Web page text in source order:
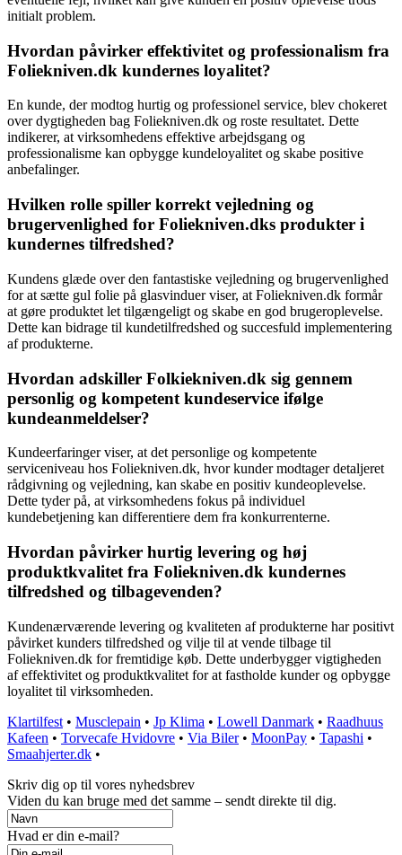
initialt problem.
Hvordan påvirker effektivitet og professionalism fra
Foliekniven.dk kundernes loyalitet?
En kunde, der modtog hurtig og professionel service, blev chokeret
over dygtigheden bag Foliekniven.dk og roste resultatet. Dette
indikerer, at virksomhedens effektive arbejdsgang og
professionalisme kan opbygge kundeloyalitet og skabe positive
anbefalinger.
Hvilken rolle spiller korrekt vejledning og
brugervenlighed for Foliekniven.dks produkter i
kundernes tilfredshed?
Kundens glæde over den fantastiske vejledning og brugervenlighed
for at sætte gul folie på glasvinduer viser, at Foliekniven.dk formår
at gøre produktet let tilgængeligt og skabe en god brugeroplevelse.
Dette kan bidrage til kundetilfredshed og succesfuld implementering
af produkterne.
Hvordan adskiller Folkiekniven.dk sig gennem
personlig og kompetent kundeservice ifølge
kundeanmeldelser?
Kundeerfaringer viser, at det personlige og kompetente
serviceniveau hos Foliekniven.dk, hvor kunder modtager detaljeret
rådgivning og vejledning, kan skabe en positiv kundeoplevelse.
Dette tyder på, at virksomhedens fokus på individuel
kundebetjening kan differentiere dem fra konkurrenterne.
Hvordan påvirker hurtig levering og høj
produktkvalitet fra Foliekniven.dk kundernes
tilfredshed og tilbagevenden?
Kundenærværende levering og kvaliteten af produkterne har positivt
påvirket kunders tilfredshed og vilje til at vende tilbage til
Foliekniven.dk for fremtidige køb. Dette underbygger vigtigheden
af effektivitet og produktkvalitet for at fastholde kunder og opbygge
loyalitet til virksomheden.
Klartilfest • Musclepain • Jp Klima • Lowell Danmark • Raadhuus
Kafeen • Torvecafe Hvidovre • Via Biler• MoonPay • Tapashi •
Smaahjerter.dk •
Skriv dig op til vores nyhedsbrev
Viden du kan bruge med det samme – sendt direkte til dig.
Hvad er din e-mail?